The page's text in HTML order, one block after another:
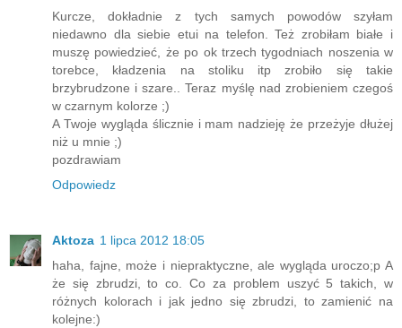
Kurcze, dokładnie z tych samych powodów szyłam
niedawno dla siebie etui na telefon. Też zrobiłam białe i
muszę powiedzieć, że po ok trzech tygodniach noszenia w
torebce, kładzenia na stoliku itp zrobiło się takie
brzybrudzone i szare.. Teraz myślę nad zrobieniem czegoś
w czarnym kolorze ;)
A Twoje wygląda ślicznie i mam nadzieję że przeżyje dłużej
niż u mnie ;)
pozdrawiam
Odpowiedz
Aktoza 1 lipca 2012 18:05
haha, fajne, może i niepraktyczne, ale wygląda uroczo;p A
że się zbrudzi, to co. Co za problem uszyć 5 takich, w
różnych kolorach i jak jedno się zbrudzi, to zamienić na
kolejne:)